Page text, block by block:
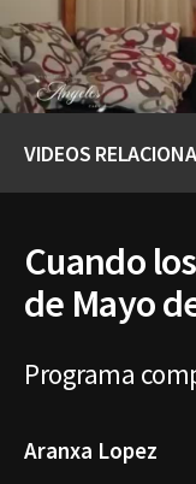
VIDEOS
Cuando
de Mayo
Programa
Aranxa Lopez